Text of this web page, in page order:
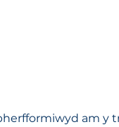
am y